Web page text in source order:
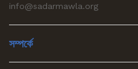
info@sadarmawla.org
সম্পর্কে